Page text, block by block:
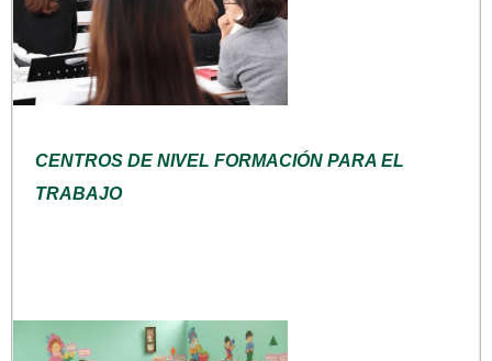
CENTROS DE NIVEL FORMACIÓN PARA EL
TRABAJO